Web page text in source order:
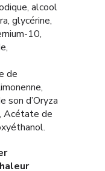
alcool
glycérine,
10,
de
son d’Oryza
Acétate de